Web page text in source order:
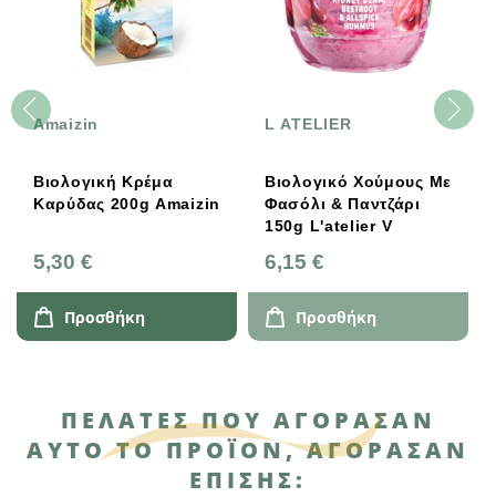
Amaizin
Βιολογική Κρέμα
Καρύδας 200g Amaizin
5,30 €
Προσθήκη
L ATELIER
Βιολογικό Χούμους Με
Φασόλι & Παντζάρι
150g L'atelier V
6,15 €
Προσθήκη
ΠΕΛΆΤΕΣ ΠΟΥ ΑΓΌΡΑΣΑΝ
ΑΥΤΌ ΤΟ ΠΡΟΪΌΝ, ΑΓΌΡΑΣΑΝ
ΕΠΊΣΗΣ: